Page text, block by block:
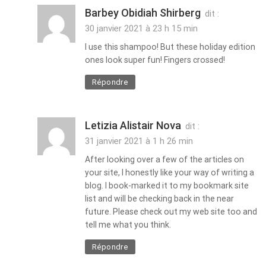
Barbey Obidiah Shirberg dit :
30 janvier 2021 à 23 h 15 min
I use this shampoo! But these holiday edition
ones look super fun! Fingers crossed!
Répondre
Letizia Alistair Nova dit :
31 janvier 2021 à 1 h 26 min
After looking over a few of the articles on
your site, I honestly like your way of writing a
blog. I book-marked it to my bookmark site
list and will be checking back in the near
future. Please check out my web site too and
tell me what you think.
Répondre